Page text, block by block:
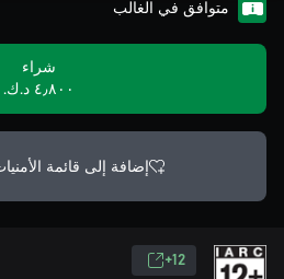
متوافق في الغالب
شراء
٤٫٨٠٠ د.ك.‏
إضافة إلى قائمة
12+